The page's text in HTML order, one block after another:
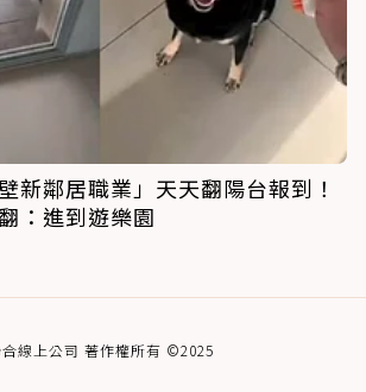
新鄰居職業」天天翻陽台報到！
：進到遊樂園
線上公司 著作權所有 ©2025